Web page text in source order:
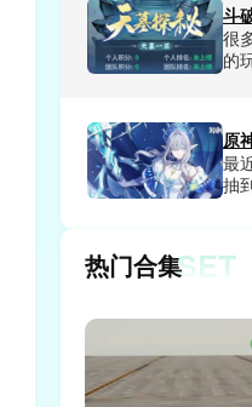
的
他
天
很
的
路
缘
都
原
最
抽
料
党
今
角
热门合集SET